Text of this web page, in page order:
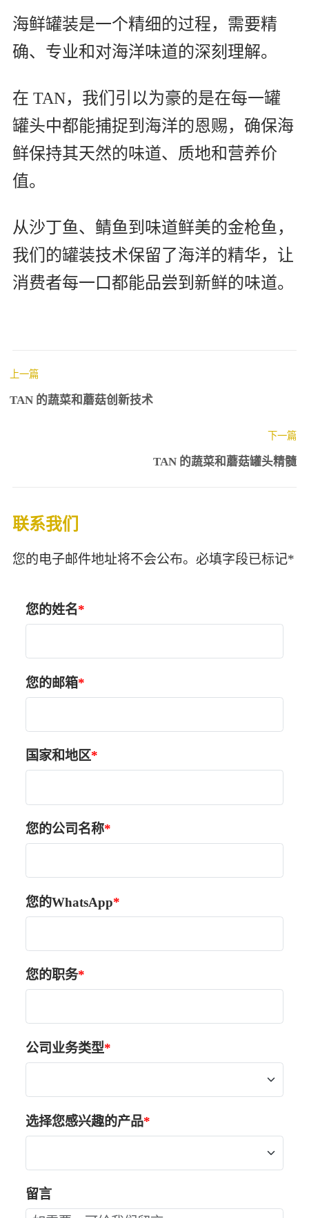
海鲜罐装是一个精细的过程，需要精
确、专业和对海洋味道的深刻理解。
在 TAN，我们引以为豪的是在每一罐
罐头中都能捕捉到海洋的恩赐，确保海
鲜保持其天然的味道、质地和营养价
值。
从沙丁鱼、鲭鱼到味道鲜美的金枪鱼，
我们的罐装技术保留了海洋的精华，让
消费者每一口都能品尝到新鲜的味道。
上一篇
TAN 的蔬菜和蘑菇创新技术
下一篇
TAN 的蔬菜和蘑菇罐头精髓
联系我们
您的电子邮件地址将不会公布。必填字段已标记*
您的姓名
您的邮箱
国家和地区
您的公司名称
您的WhatsApp
您的职务
公司业务类型
选择您感兴趣的产品
留言